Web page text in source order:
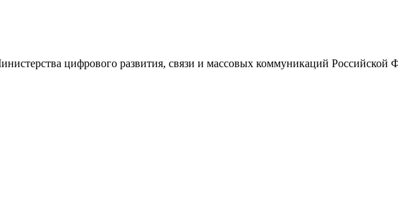
цифрового развития, связи и массовых коммуникаций Российской